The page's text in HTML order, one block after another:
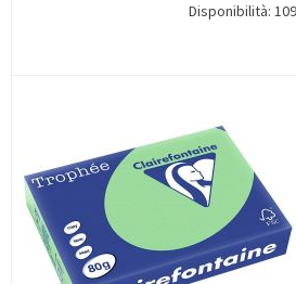
Disponibilità: 109